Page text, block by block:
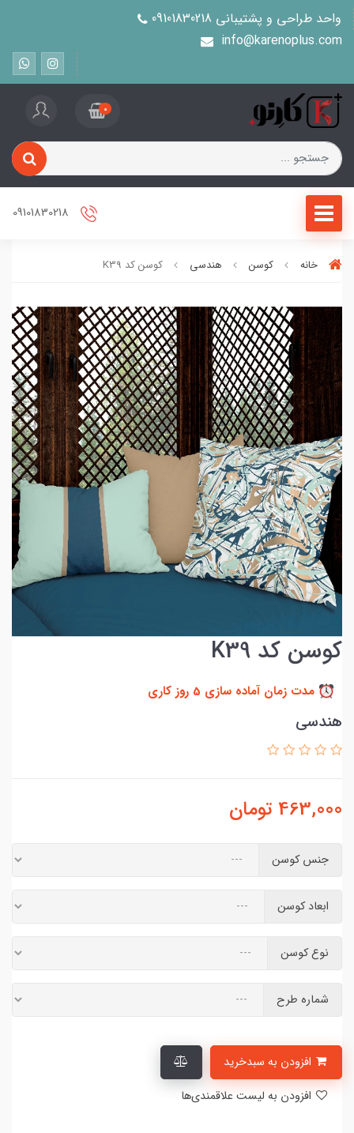
واحد طراحی و پشتیبانی 09101830218
info@karenoplus.com
0
خانه کوسن هندسی کوسن کد K39
کوسن کد K39
مدت زمان آماده سازی 5 روز کاری
هندسی
463,000 تومان
جنس کوسن
ابعاد کوسن
نوع کوسن
شماره طرح